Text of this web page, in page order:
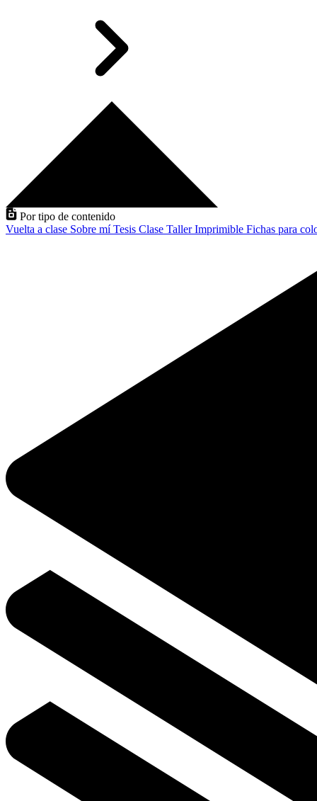
Por tipo de contenido
Vuelta a clase Sobre míTesis Clase TallerImprimible Fichas para